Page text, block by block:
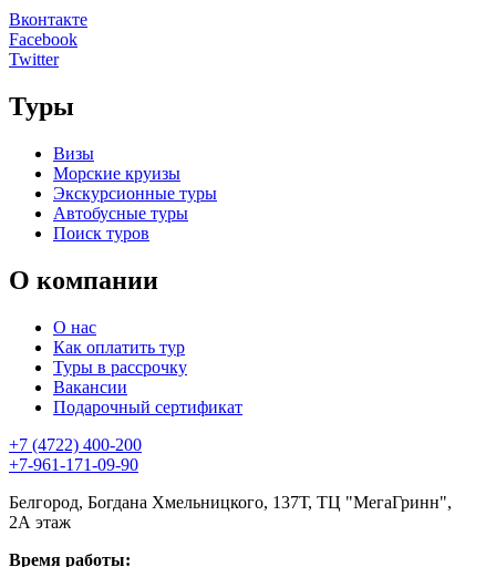
Вконтакте
Facebook
Twitter
Туры
Визы
Морские круизы
Экскурсионные туры
Автобусные туры
Поиск туров
О компании
О нас
Как оплатить тур
Туры в рассрочку
Вакансии
Подарочный сертификат
+7 (4722) 400-200
+7-961-171-09-90
Белгород, Богдана Хмельницкого, 137Т, ТЦ "МегаГринн",
2А этаж
Время работы: